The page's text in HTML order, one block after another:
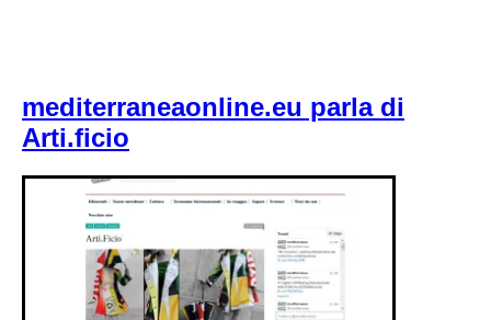
mediterraneaonline.eu parla di
Arti.ficio